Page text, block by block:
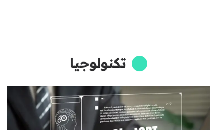
تكنولوجيا